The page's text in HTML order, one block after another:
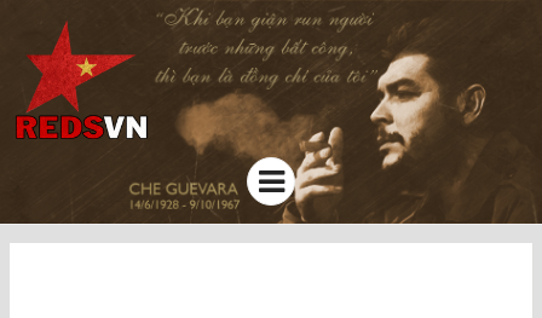
Kênh chia sẻ tri thức cộng đồng
Menu